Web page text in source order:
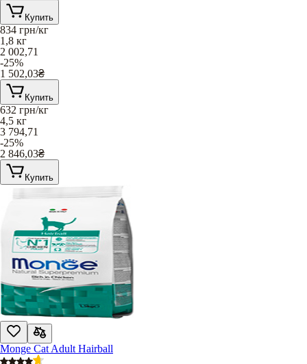
Купить
834 грн/кг
1,8 кг
2 002,71
-25%
1 502,03₴
Купить
632 грн/кг
4,5 кг
3 794,71
-25%
2 846,03₴
Купить
Monge Cat Adult Hairball